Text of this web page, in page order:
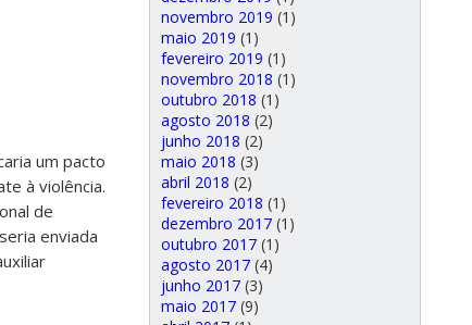
um pacto
à violência.
de
enviada
novembro 2019 (1)
maio 2019 (1)
fevereiro 2019 (1)
novembro 2018 (1)
outubro 2018 (1)
agosto 2018 (2)
junho 2018 (2)
maio 2018 (3)
abril 2018 (2)
fevereiro 2018 (1)
dezembro 2017 (1)
outubro 2017 (1)
agosto 2017 (4)
junho 2017 (3)
maio 2017 (9)